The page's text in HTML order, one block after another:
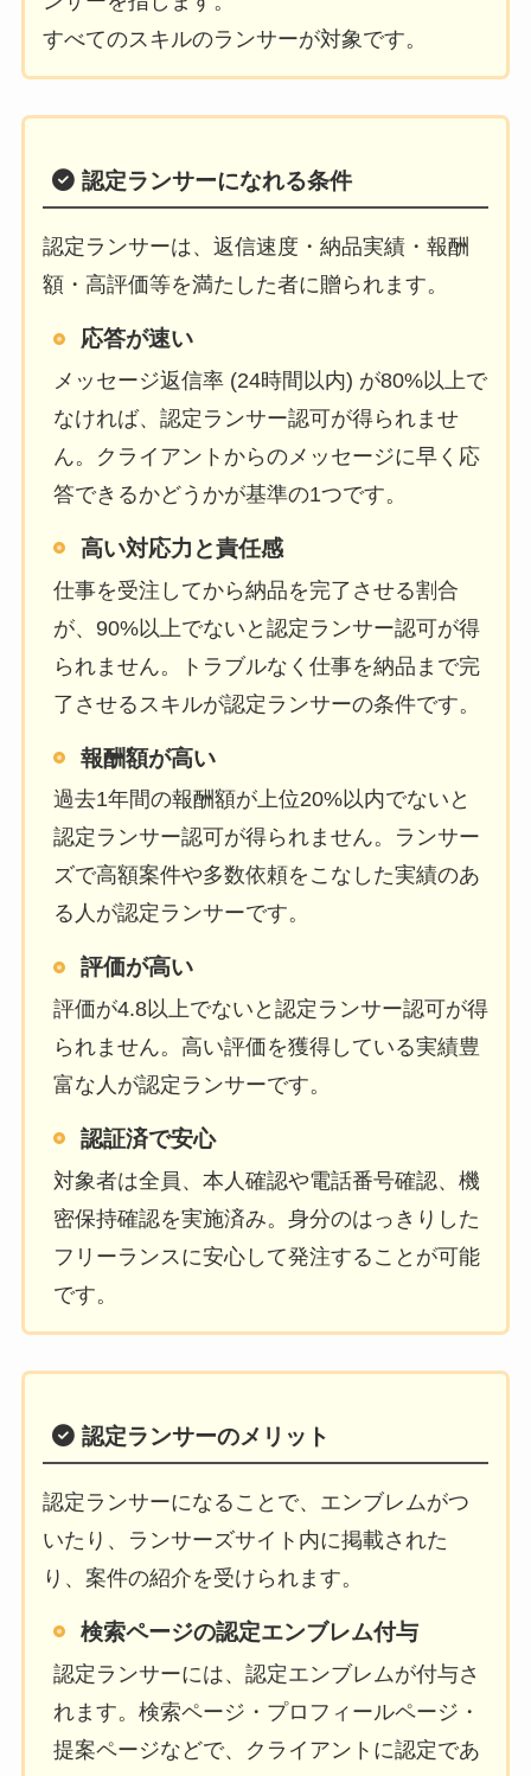
すべてのスキルのランサーが対象です。
認定ランサーになれる条件
認定ランサーは、返信速度・納品実績・報酬
額・高評価等を満たした者に贈られます。
応答が速い
メッセージ返信率 (24時間以内) が80%以上で
なければ、認定ランサー認可が得られませ
ん。クライアントからのメッセージに早く応
答できるかどうかが基準の1つです。
高い対応力と責任感
仕事を受注してから納品を完了させる割合
が、90%以上でないと認定ランサー認可が得
られません。トラブルなく仕事を納品まで完
了させるスキルが認定ランサーの条件です。
報酬額が高い
過去1年間の報酬額が上位20%以内でないと
認定ランサー認可が得られません。ランサー
ズで高額案件や多数依頼をこなした実績のあ
る人が認定ランサーです。
評価が高い
評価が4.8以上でないと認定ランサー認可が得
られません。高い評価を獲得している実績豊
富な人が認定ランサーです。
認証済で安心
対象者は全員、本人確認や電話番号確認、機
密保持確認を実施済み。身分のはっきりした
フリーランスに安心して発注することが可能
です。
認定ランサーのメリット
認定ランサーになることで、エンブレムがつ
いたり、ランサーズサイト内に掲載された
り、案件の紹介を受けられます。
検索ページの認定エンブレム付与
認定ランサーには、認定エンブレムが付与さ
れます。検索ページ・プロフィールページ・
提案ページなどで、クライアントに認定であ